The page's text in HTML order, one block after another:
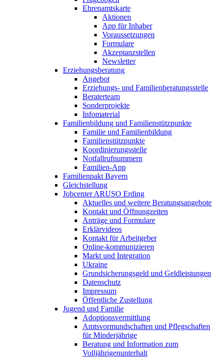
Ehrenamtskarte
Aktionen
App für Inhaber
Voraussetzungen
Formulare
Akzeptanzstellen
Newsletter
Erziehungsberatung
Angebot
Erziehungs- und Familienberatungsstelle
Beraterteam
Sonderprojekte
Infomaterial
Familienbildung und Familienstützpunkte
Familie und Familienbildung
Familienstützpunkte
Koordinierungsstelle
Notfallrufnummern
Familien-App
Familienpakt Bayern
Gleichstellung
Jobcenter ARUSO Erding
Aktuelles und weitere Beratungsangebote
Kontakt und Öffnungzeiten
Anträge und Formulare
Erklärvideos
Kontakt für Arbeitgeber
Online-kommunizieren
Markt und Integration
Ukraine
Grundsicherungsgeld und Geldleistungen
Datenschutz
Impressum
Öffentliche Zustellung
Jugend und Familie
Adoptionsvermittlung
Amtsvormundschaften und Pflegschaften
für Minderjährige
Beratung und Information zum
Volljährigenunterhalt